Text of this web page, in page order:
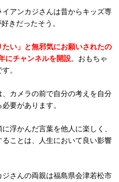
アンカジさんは昔からキッズ専
きだったそう。
たい」と無邪気にお願いされたの
にチャンネルを開設。おもちゃ
。
カメラの前で自分の考えを自分
要があります。
浮かんだ言葉を他人に楽しく、
ことは、人生において良い影響
さんの両親は福島県会津若松市